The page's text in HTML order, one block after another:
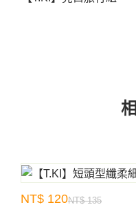
NT$ 120NT$ 135